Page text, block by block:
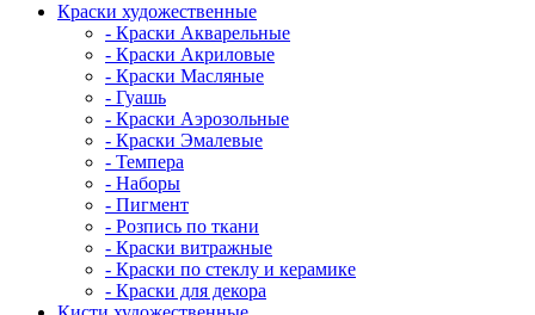
Краски художественные
- Краски Акварельные
- Краски Акриловые
- Краски Масляные
- Гуашь
- Краски Аэрозольные
- Краски Эмалевые
- Темпера
- Наборы
- Пигмент
- Розпись по ткани
- Краски витражные
- Краски по стеклу и керамике
- Краски для декора